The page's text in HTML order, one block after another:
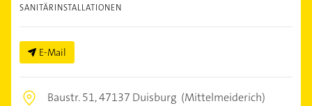
SANITÄRINSTALLATIONEN
E-Mail
Baustr. 51,47137 Duisburg (Mittelmeiderich)